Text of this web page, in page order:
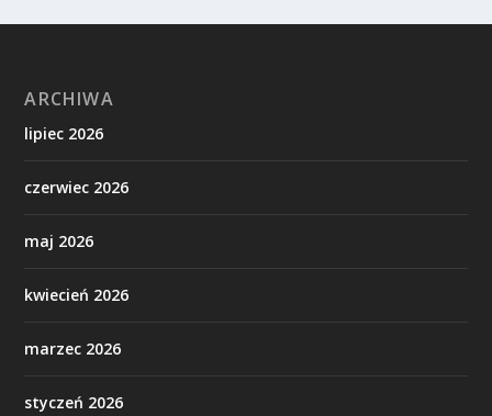
ARCHIWA
lipiec 2026
czerwiec 2026
maj 2026
kwiecień 2026
marzec 2026
styczeń 2026